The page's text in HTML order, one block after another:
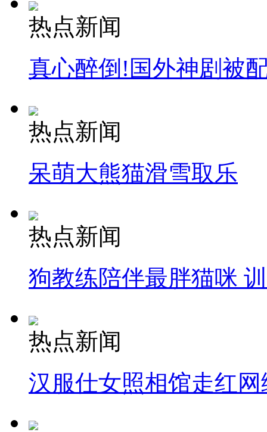
热点新闻
真心醉倒!国外神剧被
热点新闻
呆萌大熊猫滑雪取乐
热点新闻
狗教练陪伴最胖猫咪
热点新闻
汉服仕女照相馆走红网